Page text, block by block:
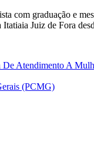
com graduação e
Juiz de Fora
De Atendimento A
(PCMG)